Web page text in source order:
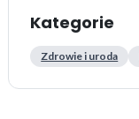
Kategorie
Zdrowie i uroda